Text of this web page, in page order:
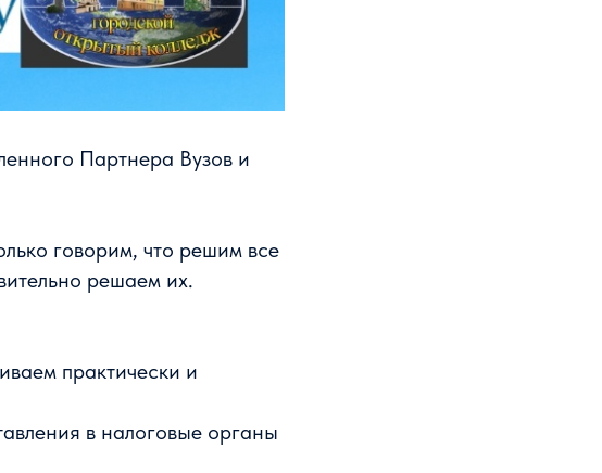
Партнера Вузов и
говорим, что решим все
решаем их.
практически и
в налоговые органы